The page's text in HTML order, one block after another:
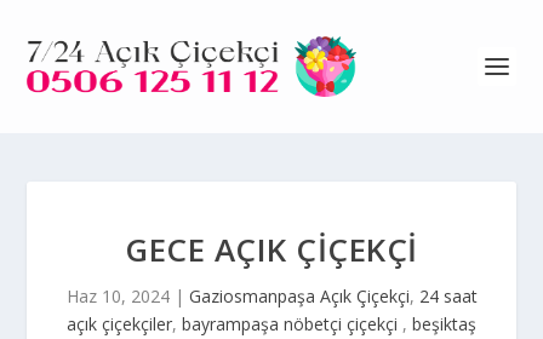
GECE AÇIK ÇIÇEKÇI
Haz 10, 2024| Gaziosmanpaşa Açık Çiçekçi, 24 saat
açık çiçekçiler, bayrampaşa nöbetçi çiçekçi , beşiktaş